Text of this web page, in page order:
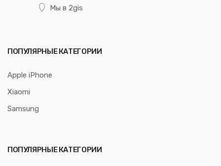
Мы в 2gis
ПОПУЛЯРНЫЕ КАТЕГОРИИ
Apple iPhone
Xiaomi
Samsung
ПОПУЛЯРНЫЕ КАТЕГОРИИ